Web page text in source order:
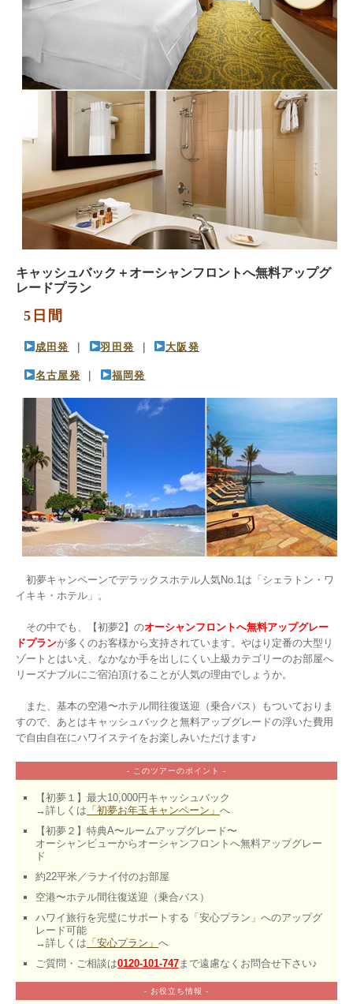
キャッシュバック＋オーシャンフロントへ無料アップグ
レードプラン
5日間
成田発 羽田発 大阪発
名古屋発 福岡発
初夢キャンペーンでデラックスホテル人気No.1は「シェラトン・ワ
イキキ・ホテル」。
その中でも、【初夢2】のオーシャンフロントへ無料アップグレー
ドプランが多くのお客様から支持されています。やはり定番の大型リ
ゾートとはいえ、なかなか手を出しにくい上級カテゴリーのお部屋へ
リーズナブルにご宿泊頂けることが人気の理由でしょうか。
また、基本の空港〜ホテル間往復送迎（乗合バス）もついておりま
すので、あとはキャッシュバックと無料アップグレードの浮いた費用
- このツアーのポイント -
【初夢１】最大10,000円キャッシュバック
→詳しくは 「初夢お年玉キャンペーン」 へ
【初夢２】特典A〜ルームアップグレード〜
オーシャンビューからオーシャンフロントへ無料アップグレー
ド
約22平米／ラナイ付のお部屋
空港〜ホテル間往復送迎（乗合バス）
ハワイ旅行を完璧にサポートする「安心プラン」へのアップグ
レード可能
→詳しくは 「安心プラン」 へ
ご質問・ご相談は0120-101-747 まで遠慮なくお問合せ下さい♪
- お役立ち情報 -